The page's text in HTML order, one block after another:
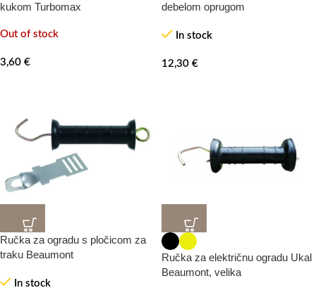
kukom Turbomax
Out of stock
3,60 €
debelom oprugom
In stock
12,30 €
Ručka za ogradu s pločicom za
traku Beaumont
In stock
Ručka za električnu ogradu Ukal
Beaumont, velika